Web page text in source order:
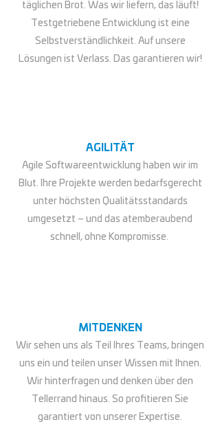
täglichen Brot. Was wir liefern, das läuft!
Testgetriebene Entwicklung ist eine
Selbstverständlichkeit. Auf unsere
Lösungen ist Verlass. Das garantieren wir!
AGILITÄT
Agile Softwareentwicklung haben wir im
Blut. Ihre Projekte werden bedarfsgerecht
unter höchsten Qualitätsstandards
umgesetzt – und das atemberaubend
schnell, ohne Kompromisse.
MITDENKEN
Wir sehen uns als Teil Ihres Teams, bringen
uns ein und teilen unser Wissen mit Ihnen.
Wir hinterfragen und denken über den
Tellerrand hinaus. So profitieren Sie
garantiert von unserer Expertise.